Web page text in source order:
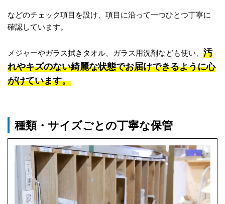
などのチェック項目を設け、項目に沿って一つひとつ丁寧に
確認しています。
メジャーやガラス拭きタオル、ガラス用洗剤なども使い、 汚
れやキズのない綺麗な状態でお届けできるように心
がけています。
種類・サイズごとの丁寧な保管